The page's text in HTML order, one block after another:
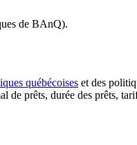
de BAnQ).
québécoises et des
de prêts, durée des prêts,